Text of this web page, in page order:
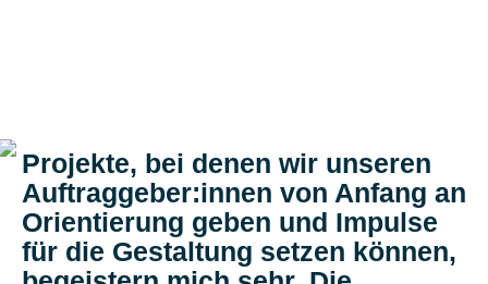
Projekte, bei denen wir unseren
Auftraggeber:innen von Anfang an
Orientierung geben und Impulse
für die Gestaltung setzen können,